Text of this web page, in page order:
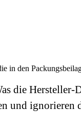
in den
die Hersteller-
und ignorieren